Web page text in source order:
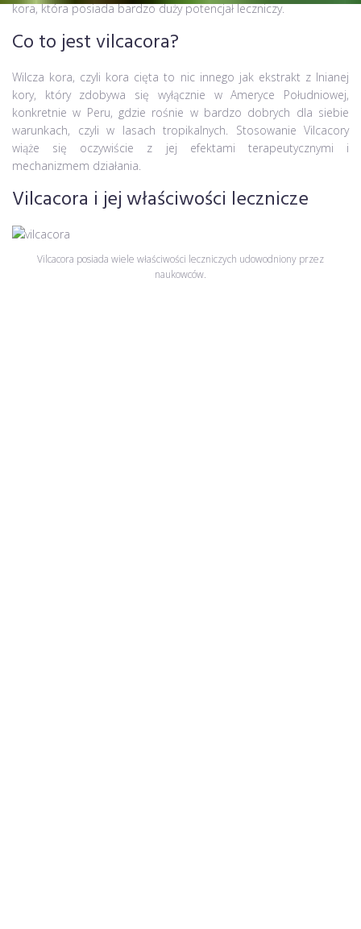
kora, która posiada bardzo duży potencjał leczniczy.
Co to jest vilcacora?
Wilcza kora, czyli kora cięta to nic innego jak ekstrakt z lnianej
kory, który zdobywa się wyłącznie w Ameryce Południowej,
konkretnie w Peru, gdzie rośnie w bardzo dobrych dla siebie
warunkach, czyli w lasach tropikalnych. Stosowanie Vilcacory
wiąże się oczywiście z jej efektami terapeutycznymi i
mechanizmem działania.
Vilcacora i jej właściwości lecznicze
Vilcacora posiada wiele właściwości leczniczych udowodniony przez
naukowców.